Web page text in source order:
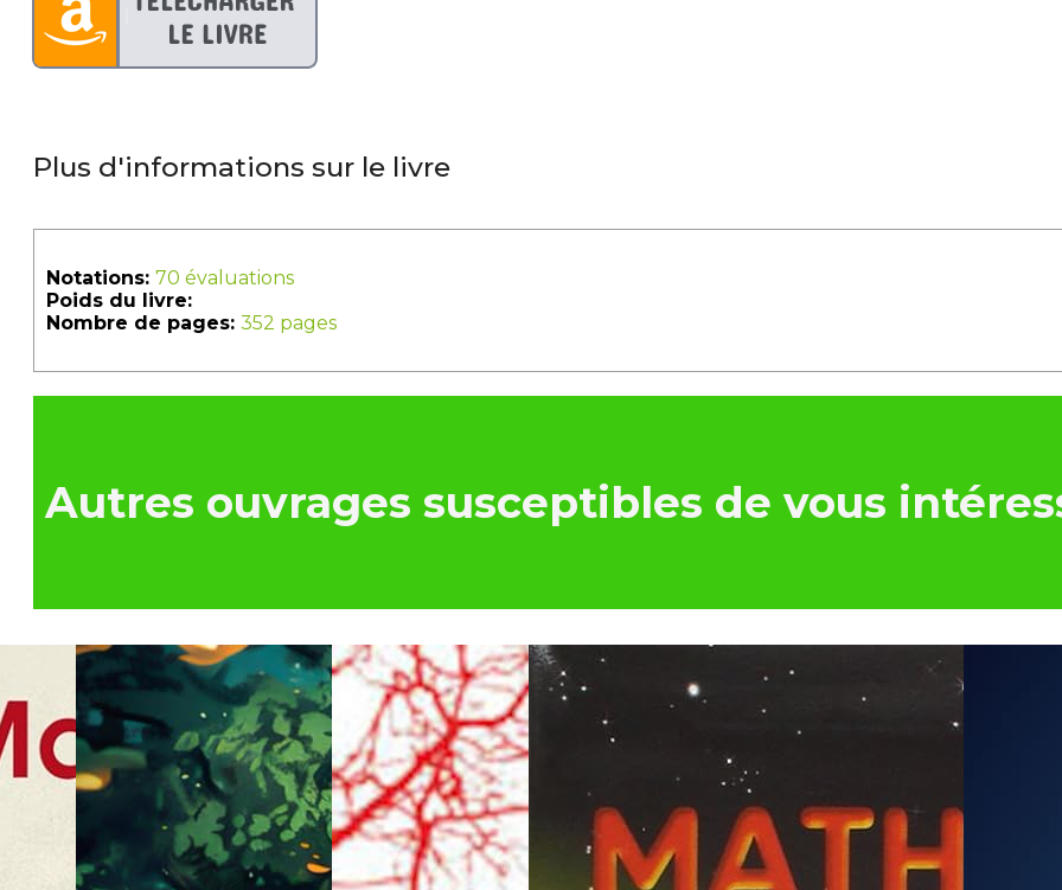
Plus d'informations sur le livre
Notations: 70 évaluations
Poids du livre:
Nombre de pages: 352 pages
Autres ouvrages susceptibles de vous